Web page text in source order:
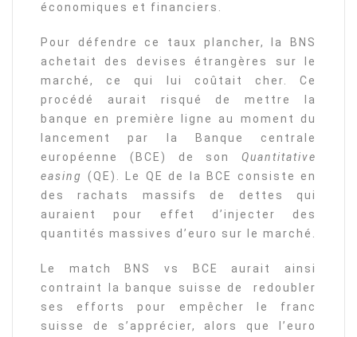
économiques et financiers.
Pour défendre ce taux plancher, la BNS
achetait des devises étrangères sur le
marché, ce qui lui coûtait cher. Ce
procédé aurait risqué de mettre la
banque en première ligne au moment du
lancement par la Banque centrale
européenne (BCE) de son Quantitative
easing
(QE). Le QE de la BCE consiste en
des rachats massifs de dettes qui
auraient pour effet d’injecter des
quantités massives d’euro sur le marché.
Le match BNS vs BCE aurait ainsi
contraint la banque suisse de redoubler
ses efforts pour empêcher le franc
suisse de s’apprécier, alors que l’euro